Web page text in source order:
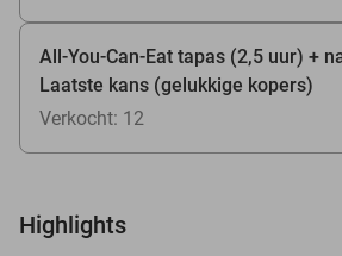
All-You-Can-Eat tapas (2,5 uur) +
Laatste kans (gelukkige kopers)
Verkocht: 12
Highlights